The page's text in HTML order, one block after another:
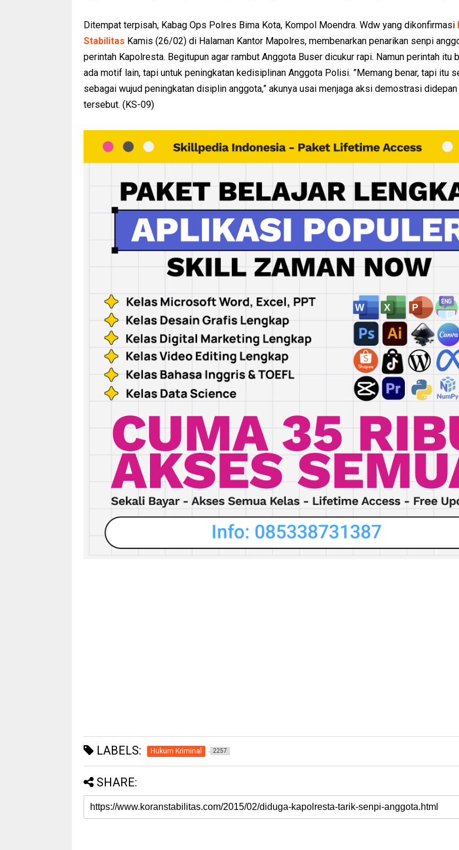
Ditempat terpisah, Kabag Ops Polres Bima Kota, Kompol Moendra. Wdw yang dikonfirmasi
Stabilitas Kamis (26/02) di Halaman Kantor Mapolres, membenarkan penarikan senpi
perintah Kapolresta. Begitupun agar rambut Anggota Buser dicukur rapi. Namun perintah itu
ada motif lain, tapi untuk peningkatan kedisiplinan Anggota Polisi. ”Memang benar, tapi itu
sebagai wujud peningkatan disiplin anggota,” akunya usai menjaga aksi demostrasi
tersebut. (KS-09)
LABELS: Hukum Kriminal 2257
SHARE: